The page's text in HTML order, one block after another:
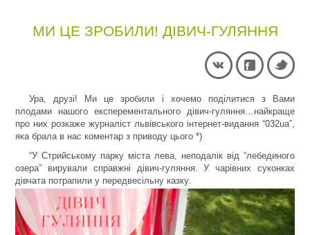
МИ ЦЕ ЗРОБИЛИ! ДІВИЧ-ГУЛЯННЯ
Ура, друзі! Ми це зробили і хочемо поділитися з Вами
плодами нашого експерементального дівич-гуляння…найкраще
про них розкаже журналіст львівського інтернет-видання “032ua”,
яка брала в нас коментар з приводу цього *)
“У Стрийському парку міста лева, неподалік від “лебединого
озера” вирували справжні дівич-гуляння. У чарівних суконках
дівчата потрапили у передвесільну казку.